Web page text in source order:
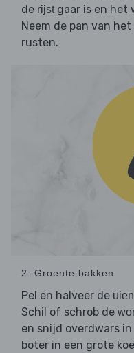
de rijst gaar is en het
Neem de pan van
rusten.
2. Groente bakken
Pel en halveer de uien
Schil of schrob de
en snijd overdwars
boter in een grote